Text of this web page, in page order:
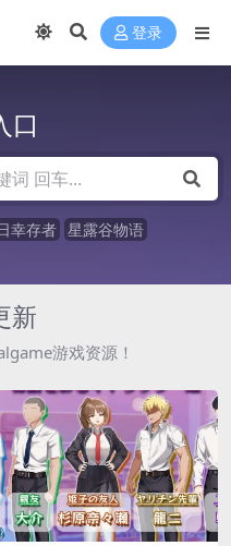
登录
口
幸存者 星露谷物语
新
游戏资源！